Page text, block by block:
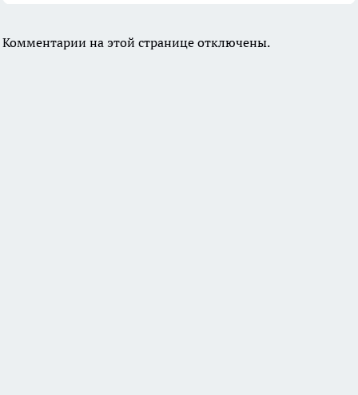
Комментарии на этой странице отключены.